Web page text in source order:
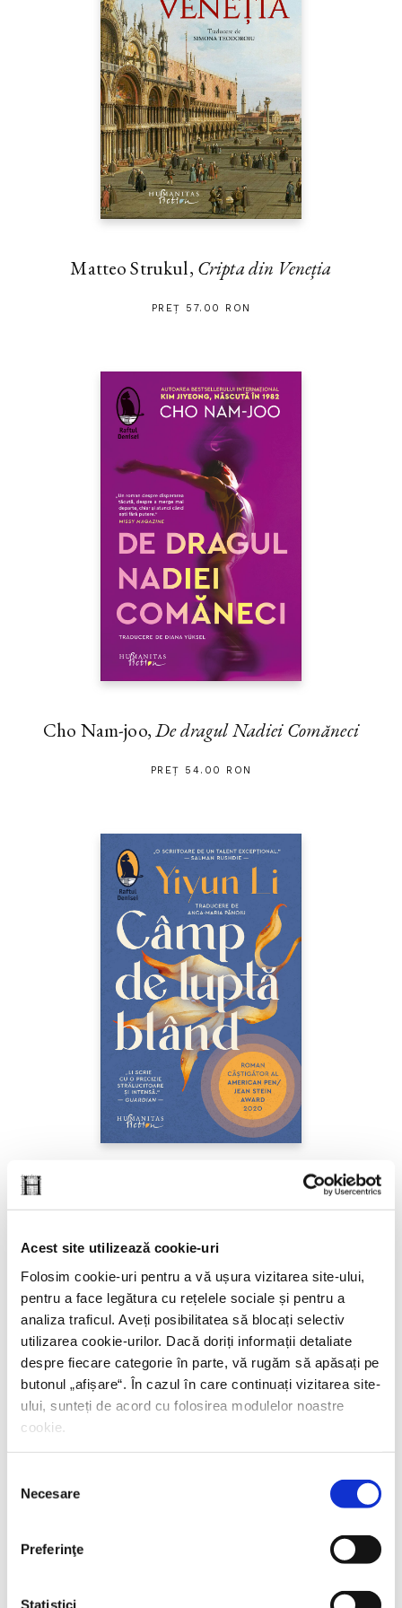
Acest site utilizează cookie-uri
Folosim cookie-uri pentru a vă ușura vizitarea site-ului,
pentru a face legătura cu rețelele sociale și pentru a
analiza traficul. Aveți posibilitatea să blocați selectiv
utilizarea cookie-urilor. Dacă doriți informații detaliate
despre fiecare categorie în parte, vă rugăm să apăsați pe
butonul „ afișare“. În cazul în care continuați vizitarea site-
ului, sunteți de acord cu folosirea modulelor noastre
cookie.
consimțământului
Necesare
Preferinţe
Statistici
Matteo Strukul, Cripta din Veneția
PREȚ 57.00 RON
Cho Nam-joo,De dragul Nadiei Comăneci
PREȚ 54.00 RON
Câmp de luptă blând